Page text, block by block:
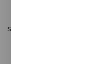
SÓLO QUEDAN 1 UNIDADES